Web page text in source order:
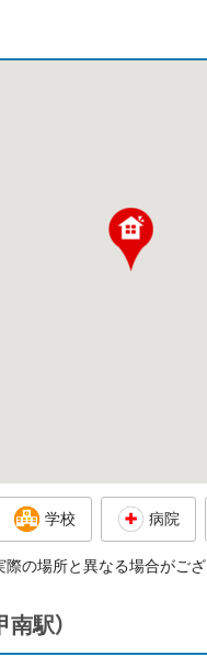
学校 病院
の場所と異なる場合がご
南駅）